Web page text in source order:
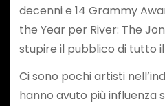
decenni e 14 Grammy
the Year per River: The
stupire il pubblico di tutto
Ci sono pochi artisti
hanno avuto più influenza